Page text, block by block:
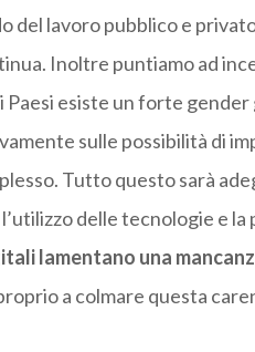
del lavoro pubblico e
Inoltre puntiamo ad
esiste un forte
sulle possibilità di
Tutto questo sarà
delle tecnologie e
lamentano una
a colmare questa